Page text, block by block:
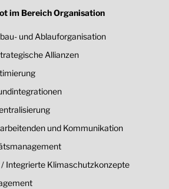
im Bereich Organisation
und Ablauforganisation
Allianzen
und Kommunikation
Integrierte Klimaschutzkonzepte